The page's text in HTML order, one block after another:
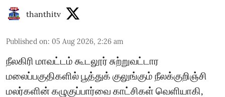
thanthitv
Published on: 05 Aug 2026, 2:26 am
நீலகிரி மாவட்டம் கூடலூர் சுற்றுவட்டார
மலைப்பகுதிகளில் பூத்துக் குலுங்கும் நீலக்குறிஞ்சி
மலர்களின் கழுகுப்பார்வை காட்சிகள் வெளியாகி,